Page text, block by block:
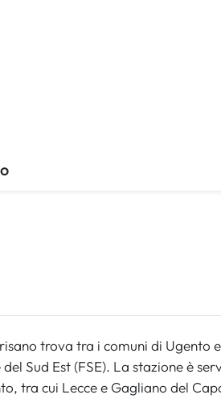
trova tra i comuni di Ugento
Sud Est (FSE). La stazione è
tra cui Lecce e Gagliano del